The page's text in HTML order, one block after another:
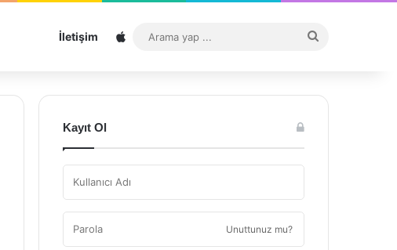
İletişim Sitemap
...
Kayıt Ol
Unuttunuz mu?